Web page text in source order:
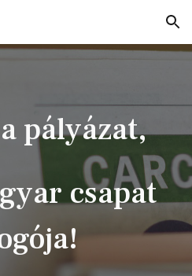
Skip to navigation
pályázat,
csapat
!